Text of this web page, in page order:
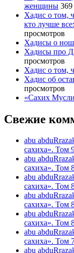
женщины 369
Хадис о том,
кто лучше
просмотров
Хадисы о
Хадисы про
просмотров
Хадис о том,
Хадис об
просмотров
«Сахих
Свежие
abu
сахиха».
abu
сахиха».
abu
сахиха».
abu
сахиха».
abu
сахиха». Том
abu
сахиха». Том
abu